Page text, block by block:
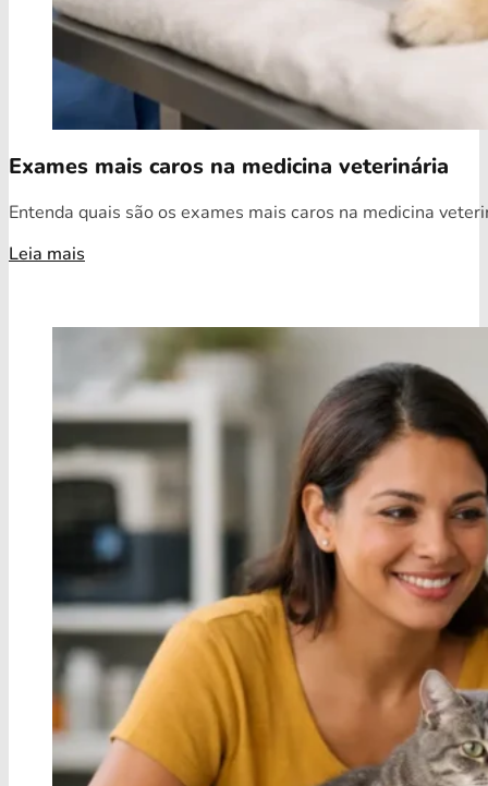
Exames mais caros na medicina veterinária
Entenda quais são os exames mais caros na medicina
Leia mais